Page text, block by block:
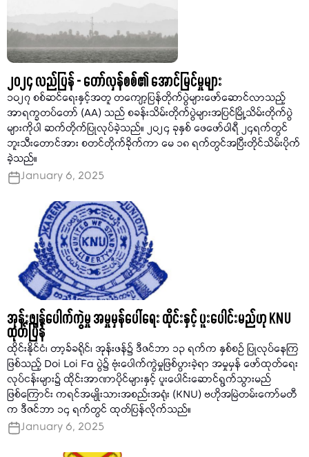
၂၀၂၄ လည်ပြန် - တော်လှန်စစ်၏ အောင်မြင်မှုများ
၁၀၂၇ စစ်ဆင်ရေးနှင့်အတူ တကျော့ပြန်တိုက်ပွဲများဖော်ဆောင်လာသည့်
အာရက္ခတပ်တော် (AA) သည် စခန်းသိမ်းတိုက်ပွဲများအပြင်မြို့သိမ်းတိုက်ပွဲ
များကိုပါ ဆက်တိုက်ပြုလုပ်ခဲ့သည်။ ၂၀၂၄ ခုနှစ် ဖေဖော်ဝါရီ ၂၄ရက်တွင်
ဘူးသီးတောင်အား စတင်တိုက်ခိုက်ကာ မေ ၁၈ ရက်တွင်အပြီးတိုင်သိမ်းပိုက်
ခဲ့သည်။
January 6, 2025
အုန်းဖျန်ပေါက်ကွဲမှု အမှုမှန်ပေါ်ရေး ထိုင်းနှင့် ပူးပေါင်းမည်ဟု KNU
ထုတ်ပြန်
ထိုင်းနိုင်ငံ၊ တာ့ခ်ခရိုင်၊ အုန်းဖန်၌ ဒီဇင်ဘာ ၁၃ ရက်က နှစ်စဉ် ပြုလုပ်နေကြ
ဖြစ်သည့် Doi Loi Fa ပွဲ၌ ဗုံးပေါက်ကွဲမှုဖြစ်ပွားခဲ့ရာ အမှုမှန် ဖော်ထုတ်ရေး
လုပ်ငန်းများ၌ ထိုင်းအာဏာပိုင်များနှင့် ပူးပေါင်းဆောင်ရွက်သွားမည်
ဖြစ်ကြောင်း ကရင်အမျိုးသားအစည်းအရုံး (KNU) ဗဟိုအမြဲတမ်းကော်မတီ
က ဒီဇင်ဘာ ၁၄ ရက်တွင် ထုတ်ပြန်လိုက်သည်။
January 6, 2025